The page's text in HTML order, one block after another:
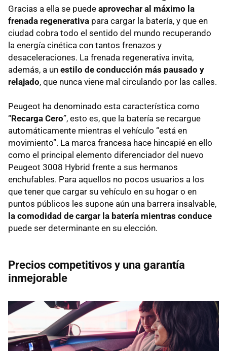
Gracias a ella se puede aprovechar al máximo la
frenada regenerativa para cargar la batería, y que en
ciudad cobra todo el sentido del mundo recuperando
la energía cinética con tantos frenazos y
desaceleraciones. La frenada regenerativa invita,
además, a un estilo de conducción más pausado y
relajado, que nunca viene mal circulando por las calles.
Peugeot ha denominado esta característica como
“Recarga Cero”, esto es, que la batería se recargue
automáticamente mientras el vehículo “está en
movimiento”. La marca francesa hace hincapié en ello
como el principal elemento diferenciador del nuevo
Peugeot 3008 Hybrid frente a sus hermanos
enchufables. Para aquellos no pocos usuarios a los
que tener que cargar su vehículo en su hogar o en
puntos públicos les supone aún una barrera insalvable,
la comodidad de cargar la batería mientras conduce
puede ser determinante en su elección.
Precios competitivos y una garantía
inmejorable